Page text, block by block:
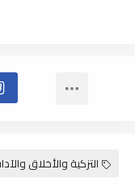
التزكية والأخلاق